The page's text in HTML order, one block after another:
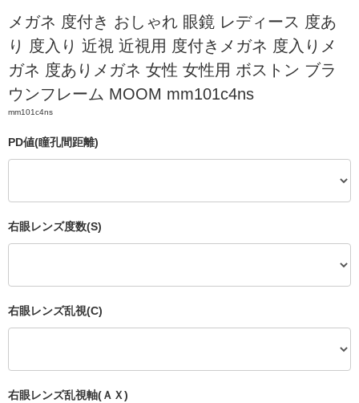
メガネ 度付き おしゃれ 眼鏡 レディース 度あ
り 度入り 近視 近視用 度付きメガネ 度入りメ
ガネ 度ありメガネ 女性 女性用 ボストン ブラ
ウンフレーム MOOM mm101c4ns
mm101c4ns
PD値(瞳孔間距離)
右眼レンズ度数(S)
右眼レンズ乱視(C)
右眼レンズ乱視軸(ＡＸ)